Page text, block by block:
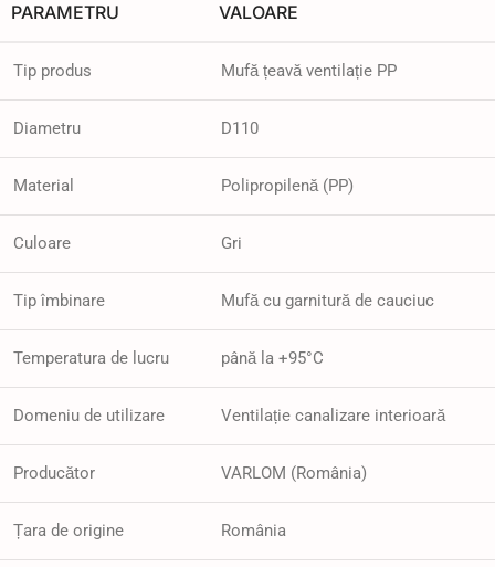
PARAMETRU VALOARE
Tip produs Mufă țeavă ventilație PP
Diametru D110
Material Polipropilenă (PP)
Culoare Gri
Tip îmbinare Mufă cu garnitură de cauciuc
Temperatura de lucru până la +95°C
Domeniu de utilizare Ventilație canalizare interioară
Producător VARLOM (România)
Țara de origine România